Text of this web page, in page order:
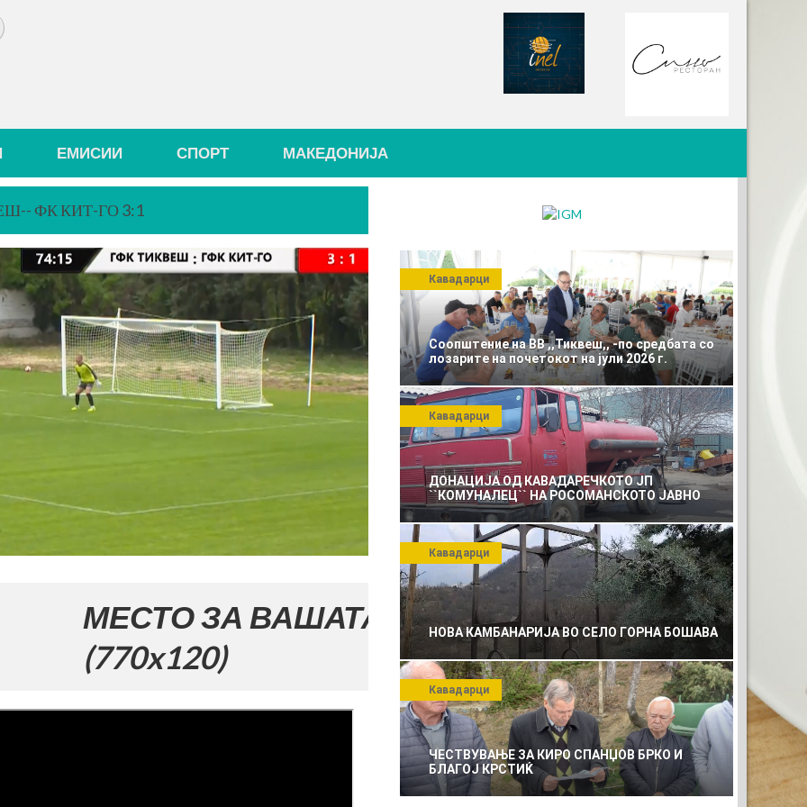
ЕМИСИИ СПОРТ МАКЕДОНИЈА
ФК КИТ-ГО 3:1
ЗА ВАШАТА РЕКЛАМА
Соопштение на ВВ ,,Тиквеш,, -по средбата со
лозарите на почетокот на јули 2026 г.
Кавадарци
ДОНАЦИЈА ОД КАВАДАРЕЧКОТО ЈП
``КОМУНАЛЕЦ`` НА РОСОМАНСКОТО ЈАВНО
ПРЕТПРИЈАТИЕ ЗА КОМУНАЛНО УСЛУГИ
Кавадарци
НОВА КАМБАНАРИЈА ВО СЕЛО ГОРНА БОШАВА
Кавадарци
ЧЕСТВУВАЊЕ ЗА КИРО СПАНЏОВ БРКО И
БЛАГОЈ КРСТИЌ
Кавадарци